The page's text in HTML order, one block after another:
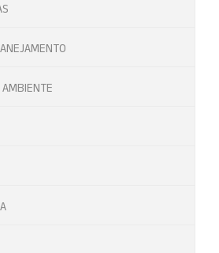
AMBIENTE